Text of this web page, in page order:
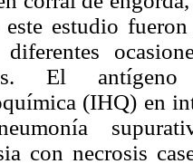
estudio
El
(IHQ) en
con necrosis